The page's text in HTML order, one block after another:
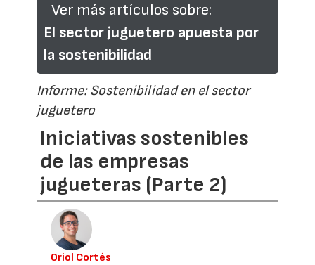
Ver más artículos sobre:
El sector juguetero apuesta por
la sostenibilidad
Informe: Sostenibilidad en el sector
juguetero
Iniciativas sostenibles
de las empresas
jugueteras (Parte 2)
Oriol Cortés